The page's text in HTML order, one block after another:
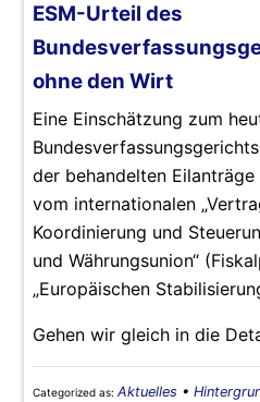
ESM-Urteil des
ohne den Wirt
Eine Einschätzung zum
der behandelten
vom internationalen
Koordinierung und
und Währungsunion“
„Europäischen
Gehen wir gleich in die
Categorized as: Aktuelles •